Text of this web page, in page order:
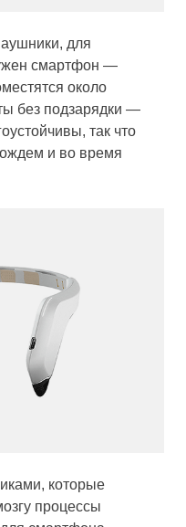
для
смартфон —
около
без подзарядки —
так что
и во время
которые
процессы